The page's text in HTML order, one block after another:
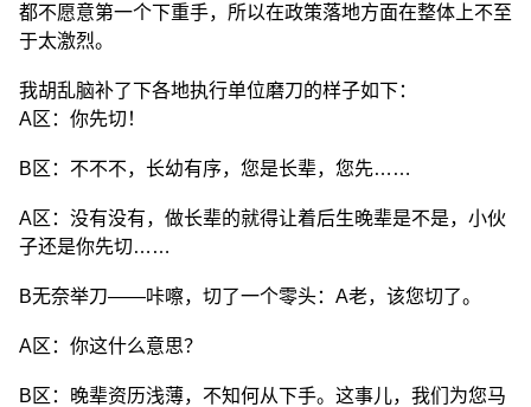
都不愿意第一个下重手，所以在政策落地方面在整体上不至
于太激烈。
我胡乱脑补了下各地执行单位磨刀的样子如下：
A区：你先切！
B区：不不不，长幼有序，您是长辈，您先……
A区：没有没有，做长辈的就得让着后生晚辈是不是，小伙
子还是你先切……
B无奈举刀——咔嚓，切了一个零头：A老，该您切了。
A区：你这什么意思？
B区：晚辈资历浅薄，不知何从下手。这事儿，我们为您马